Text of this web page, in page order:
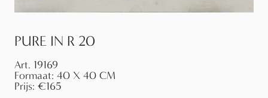
PURE IN R 20
Art. 19169
Formaat: 40 X 40 CM
Prijs: €165